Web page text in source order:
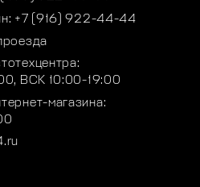
+7 (916) 922-44-44
ВСК 10:00-19:00
магазина: